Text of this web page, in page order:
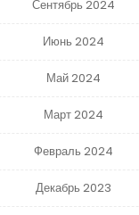
Сентябрь 2024
Июнь 2024
Май 2024
Март 2024
Февраль 2024
Декабрь 2023